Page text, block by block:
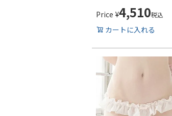
Price ¥4,510税込
カートに入れる